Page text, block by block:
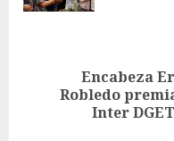
Siguiente
Encabeza
Robledo
Inter